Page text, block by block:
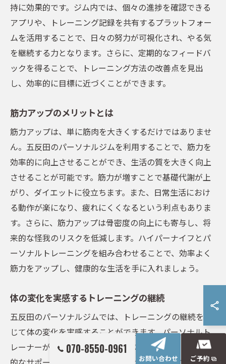
持に効果的です。ジム内では、個々の進捗を確認できる
アプリや、トレーニング記録を共有するプラットフォー
ムを活用することで、日々の努力が可視化され、やる気
を継続する力となります。さらに、定期的なフィードバ
ックを得ることで、トレーニング方法の改善点を見出
し、効率的に目標に近づくことができます。
筋力アップのメリットとは
筋力アップは、単に筋肉を大きくするだけではありませ
ん。五反田のパーソナルジムを利用することで、筋力を
効率的に向上させることができ、生活の質を大きく向上
させることが可能です。筋力が増すことで基礎代謝が上
がり、ダイエットに役立ちます。また、日常生活におけ
る動作が楽になり、疲れにくくなるという利点もありま
す。さらに、筋力アップは骨密度の向上にも寄与し、将
来的な怪我のリスクを低減します。ハイパーナイフとパ
ーソナルトレーニングを組み合わせることで、効率よく
筋力をアップし、健康的な生活を手に入れましょう。
体の変化を実感するトレーニングの継続
五反田のパーソナルジムでは、トレーニングの継続を通
じて体の変化を実感することができます。パーソナルト
レーナーが個別の目標に合わせたプランを作成し、継続
070-8550-0961
お問い合わせ ご予約